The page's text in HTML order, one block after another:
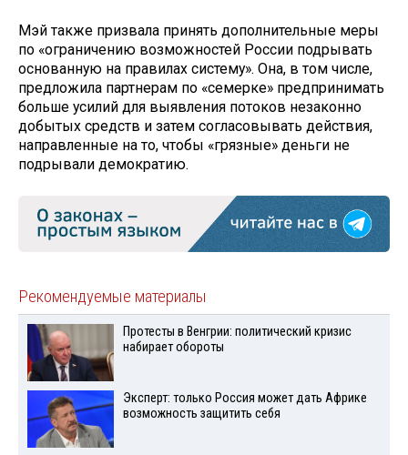
Мэй также призвала принять дополнительные меры
по «ограничению возможностей России подрывать
основанную на правилах систему». Она, в том числе,
предложила партнерам по «семерке» предпринимать
больше усилий для выявления потоков незаконно
добытых средств и затем согласовывать действия,
направленные на то, чтобы «грязные» деньги не
подрывали демократию.
Рекомендуемые материалы
Протесты в Венгрии: политический кризис
набирает обороты
Эксперт: только Россия может дать Африке
возможность защитить себя